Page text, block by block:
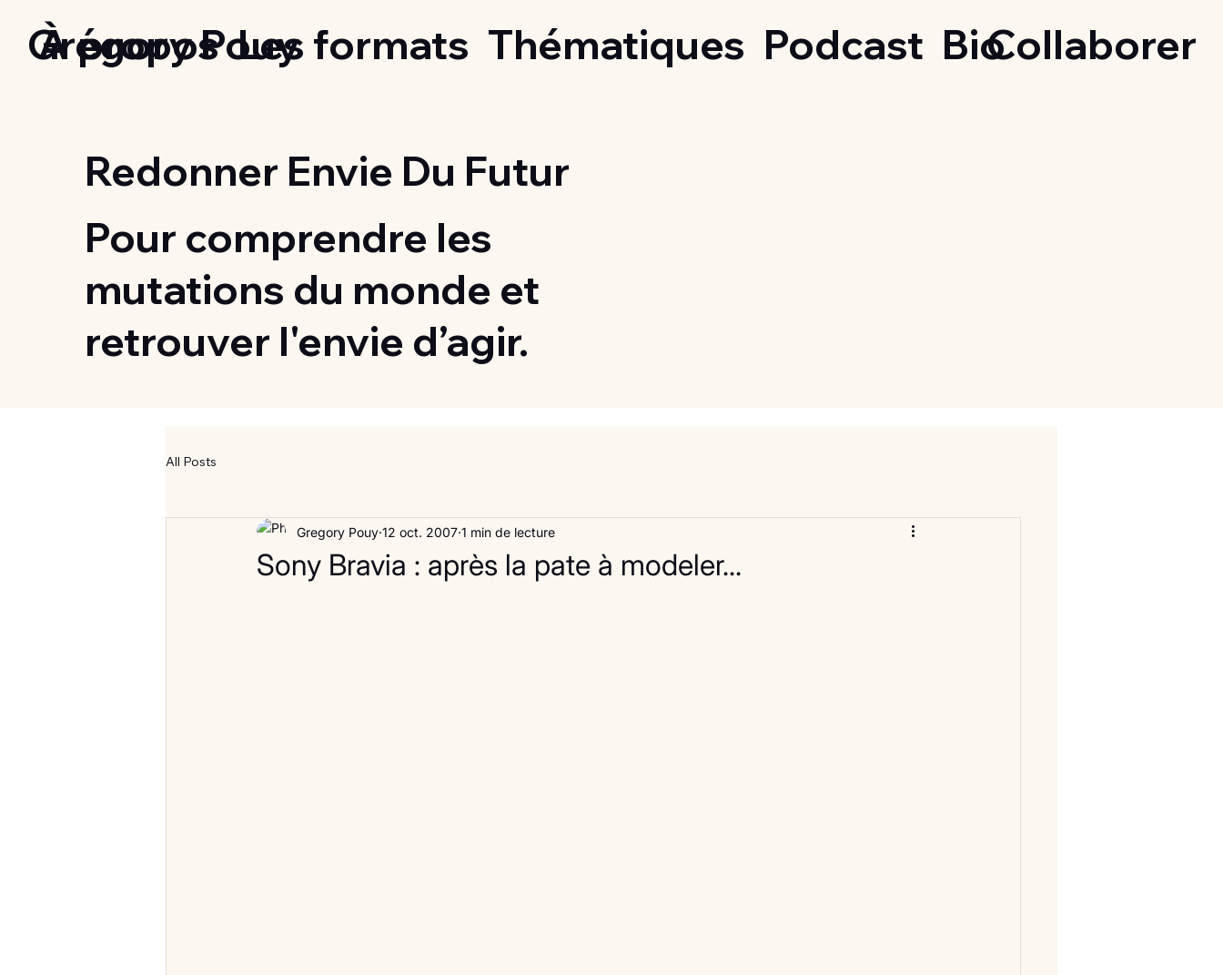
Grégory Pouy
À propos Les formats Thématiques Podcast BioCollaborer
Redonner Envie Du Futur
Pour comprendre les
mutations du monde et
retrouver l'envie d’agir.
All Posts
Sony Bravia : après la pate à modeler…
Gregory Pouy 12 oct. 2007 1 min de lecture